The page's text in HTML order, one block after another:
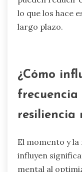
grasos
cognitiva y el
lo que puede
claridad mental.
experimentan
enfoque
competición.